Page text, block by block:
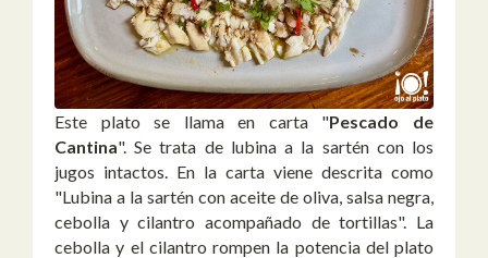
Este plato se llama en carta "Pescado de
Cantina". Se trata de lubina a la sartén con los
jugos intactos. En la carta viene descrita como
"Lubina a la sartén con aceite de oliva, salsa negra,
cebolla y cilantro acompañado de tortillas". La
cebolla y el cilantro rompen la potencia del plato